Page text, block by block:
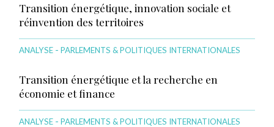
Transition énergétique, innovation sociale et
réinvention des territoires
ANALYSE -PARLEMENTS & POLITIQUES INTERNATIONALES
Transition énergétique et la recherche en
économie et finance
ANALYSE -PARLEMENTS & POLITIQUES INTERNATIONALES